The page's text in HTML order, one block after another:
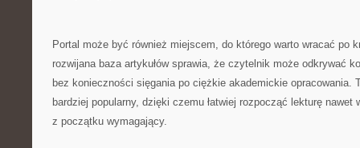
Portal może być również miejscem, do którego warto wracać po
rozwijana baza artykułów sprawia, że czytelnik może odkrywać
bez konieczności sięgania po ciężkie akademickie opracowania.
bardziej popularny, dzięki czemu łatwiej rozpocząć lekturę nawet
z początku wymagający.